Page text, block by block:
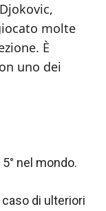
molte
È
uno dei
nel mondo.
di ulteriori